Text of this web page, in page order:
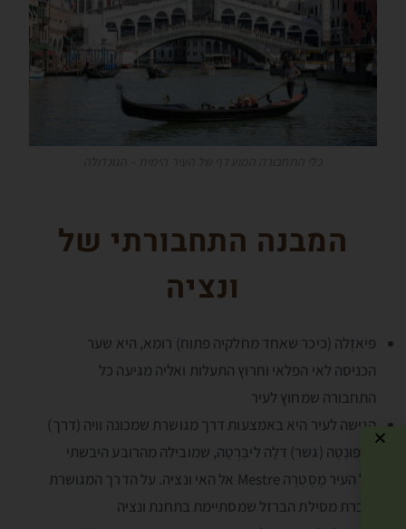
המבנה התחבורתי של
ונציה
פּיאזֶלה (כיכר שאחד מחלקיה פתוח) רומא, היא שער
הכניסה לאי הפלאי וחרוץ התעלות ואליה מגיעה כל
התחבורה שמחוץ לעיר
הגישה לעיר היא באמצעות דרך מגושרת שמכונה וויה (דרך)
או פּונְטֶה (גשר) דלָה ליבֶּרְטָה, שמובילה מהרובע היבשתי
של העיר מֶסְטְרֶה Mestre אל האי ונציה. על הדרך המגושרת
עוברת מסילת הברזל שמסתיימת בתחנת ונציה